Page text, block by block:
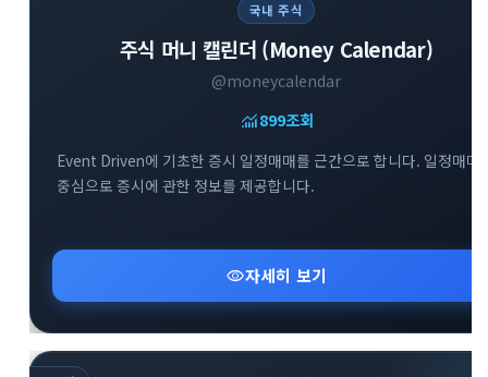
국내 주식
주식 머니 캘린더 (Money Calendar)
@moneycalendar
monitoring899조회
Event Driven에 기초한 증시 일정매매를 근간으로 합니다. 일정매매
중심으로 증시에 관한 정보를 제공합니다.
visibility자세히 보기